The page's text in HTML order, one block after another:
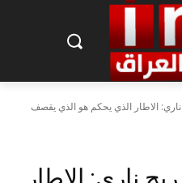
الاطار الذي يحكم هو الذي يقصف